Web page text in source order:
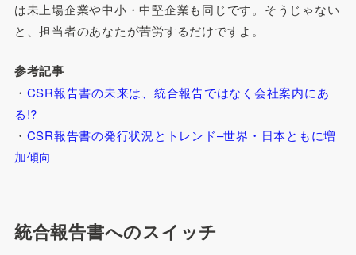
は未上場企業や中小・中堅企業も同じです。そうじゃない
と、担当者のあなたが苦労するだけですよ。
参考記事
・ CSR報告書の未来は、統合報告ではなく会社案内にあ
る!?
・ CSR報告書の発行状況とトレンド–世界・日本ともに増
加傾向
統合報告書へのスイッチ